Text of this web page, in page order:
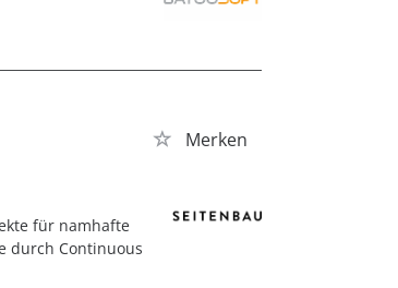
Merken
für namhafte
durch Continuous